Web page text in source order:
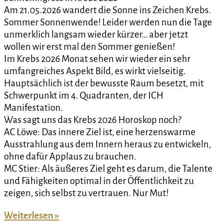
Am 21.05.2026 wandert die Sonne ins Zeichen Krebs.
Sommer Sonnenwende! Leider werden nun die Tage
unmerklich langsam wieder kürzer… aber jetzt
wollen wir erst mal den Sommer genießen!
Im Krebs 2026 Monat sehen wir wieder ein sehr
umfangreiches Aspekt Bild, es wirkt vielseitig.
Hauptsächlich ist der bewusste Raum besetzt, mit
Schwerpunkt im 4. Quadranten, der ICH
Manifestation.
Was sagt uns das Krebs 2026 Horoskop noch?
AC Löwe: Das innere Ziel ist, eine herzenswarme
Ausstrahlung aus dem Innern heraus zu entwickeln,
ohne dafür Applaus zu brauchen.
MC Stier: Als äußeres Ziel geht es darum, die Talente
und Fähigkeiten optimal in der Öffentlichkeit zu
zeigen, sich selbst zu vertrauen. Nur Mut!
Weiterlesen »